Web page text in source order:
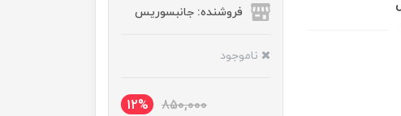
فروشنده: جانبسوریس
ناموجود
850,000
12%